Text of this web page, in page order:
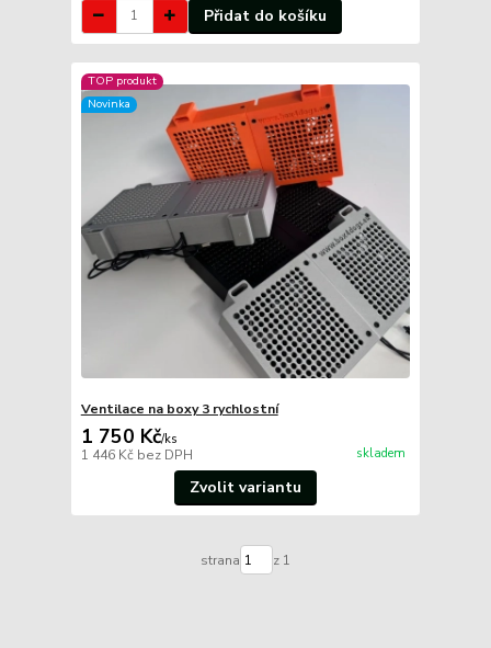
Přidat do košíku
TOP produkt
Novinka
Ventilace na boxy 3 rychlostní
1 750 Kč/ks
1 446 Kč bez DPH skladem
Zvolit variantu
strana z 1